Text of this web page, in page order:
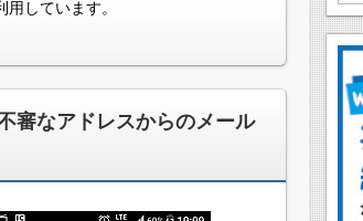
しています。
審なアドレスからのメール